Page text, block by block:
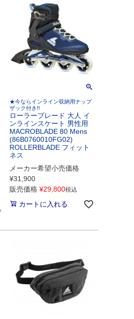
★今ならインライン収納用ナップ
ザック付き!!
ローラーブレード 大人 イ
ンラインスケート 男性用
MACROBLADE 80 Mens
(86B0760010FG02)
ROLLERBLADE フィット
ネス
メーカー希望小売価格
¥31,900
販売価格 ¥29,800税込
カートに入れる